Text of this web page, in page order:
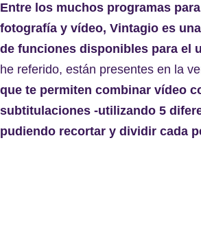
Entre los muchos programas
fotografía y vídeo, Vintagio es
de funciones disponibles para el
he referido, están presentes en la
que te permiten combinar vídeo
subtitulaciones -utilizando 5
pudiendo recortar y dividir cada